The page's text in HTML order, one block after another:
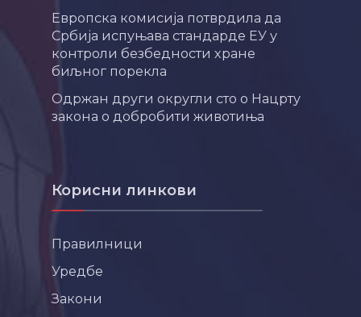
Европска комисија потврдила да
Србија испуњава стандарде ЕУ у
контроли безбедности хране
биљног порекла
Одржан други округли сто о Нацрту
закона о добробити животиња
Корисни линкови
Правилници
Уредбе
Закони